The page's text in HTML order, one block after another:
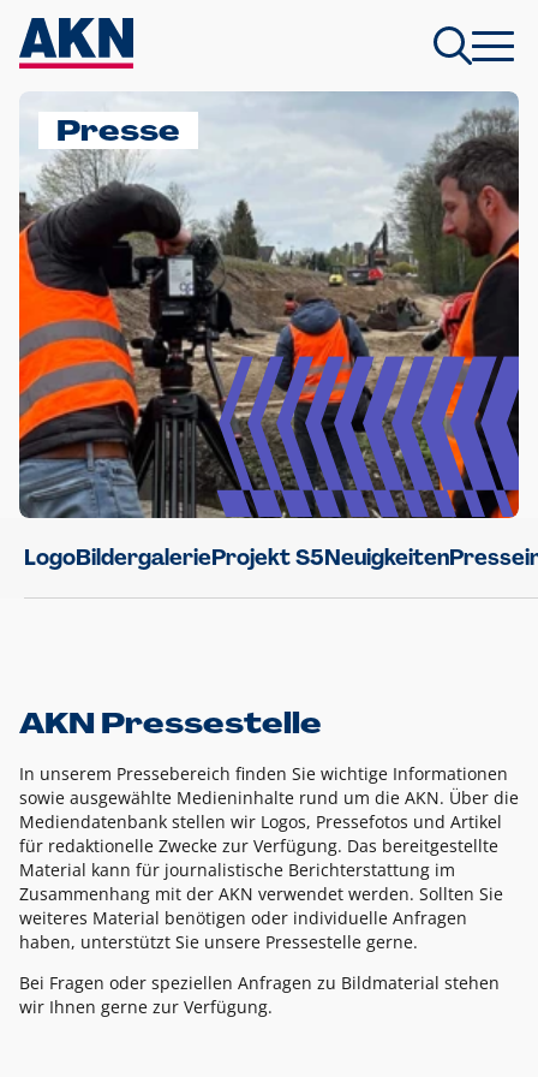
Presse
LogoBildergalerieProjekt S5Neuigkeiten
AKN Pressestelle
In unserem Pressebereich finden Sie wichtige Informationen
sowie ausgewählte Medieninhalte rund um die AKN. Über die
Mediendatenbank stellen wir Logos, Pressefotos und Artikel
für redaktionelle Zwecke zur Verfügung. Das bereitgestellte
Material kann für journalistische Berichterstattung im
Zusammenhang mit der AKN verwendet werden. Sollten Sie
weiteres Material benötigen oder individuelle Anfragen
haben, unterstützt Sie unsere Pressestelle gerne.
Bei Fragen oder speziellen Anfragen zu Bildmaterial stehen
wir Ihnen gerne zur Verfügung.